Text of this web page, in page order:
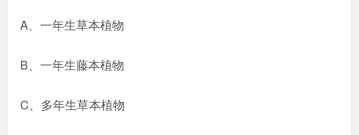
A、一年生草本植物
B、一年生藤本植物
C、多年生草本植物